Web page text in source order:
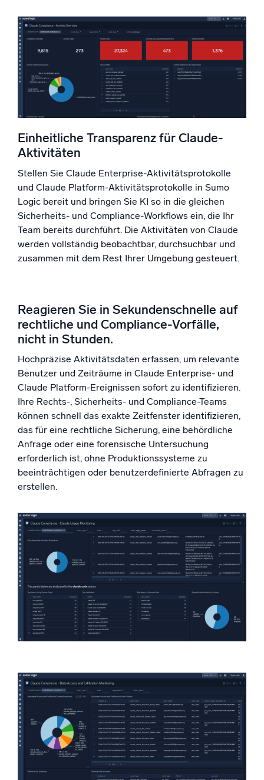
Einheitliche Transparenz für Claude-
Aktivitäten
Stellen Sie Claude Enterprise-Aktivitätsprotokolle
und Claude Platform-Aktivitätsprotokolle in Sumo
Logic bereit und bringen Sie KI so in die gleichen
Sicherheits- und Compliance-Workflows ein, die Ihr
Team bereits durchführt. Die Aktivitäten von Claude
werden vollständig beobachtbar, durchsuchbar und
zusammen mit dem Rest Ihrer Umgebung gesteuert.
Reagieren Sie in Sekundenschnelle auf
rechtliche und Compliance-Vorfälle,
nicht in Stunden.
Hochpräzise Aktivitätsdaten erfassen, um relevante
Benutzer und Zeiträume in Claude Enterprise- und
Claude Platform-Ereignissen sofort zu identifizieren.
Ihre Rechts-, Sicherheits- und Compliance-Teams
können schnell das exakte Zeitfenster identifizieren,
das für eine rechtliche Sicherung, eine behördliche
Anfrage oder eine forensische Untersuchung
erforderlich ist, ohne Produktionssysteme zu
beeinträchtigen oder benutzerdefinierte Abfragen zu
erstellen.